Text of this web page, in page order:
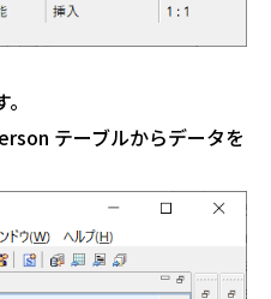
テーブルからデータを